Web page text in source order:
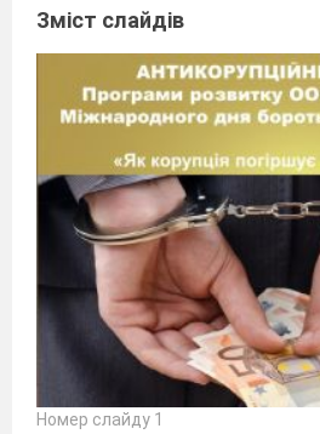
Зміст слайдів
Номер слайду 1